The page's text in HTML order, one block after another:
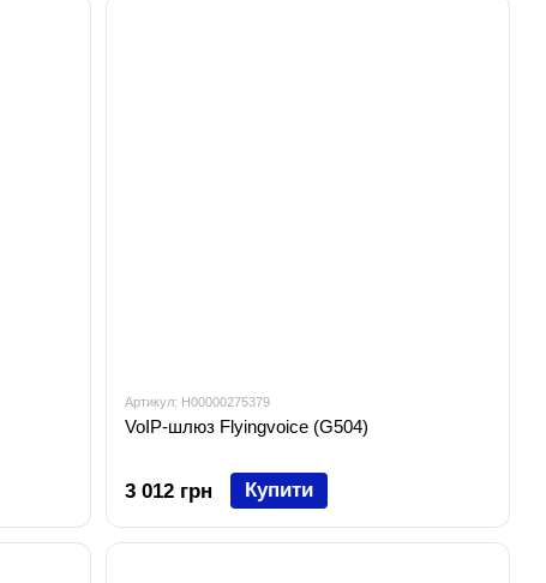
Артикул: H00000275379
VoIP-шлюз Flyingvoice (G504)
3 012 грн Купити